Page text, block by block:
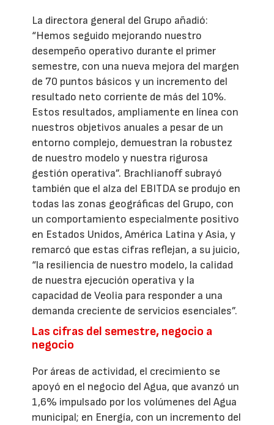
La directora general del Grupo añadió:
“Hemos seguido mejorando nuestro
desempeño operativo durante el primer
semestre, con una nueva mejora del margen
de 70 puntos básicos y un incremento del
resultado neto corriente de más del 10%.
Estos resultados, ampliamente en línea con
nuestros objetivos anuales a pesar de un
entorno complejo, demuestran la robustez
de nuestro modelo y nuestra rigurosa
gestión operativa”. Brachlianoff subrayó
también que el alza del EBITDA se produjo en
todas las zonas geográficas del Grupo, con
un comportamiento especialmente positivo
en Estados Unidos, América Latina y Asia, y
remarcó que estas cifras reflejan, a su juicio,
“la resiliencia de nuestro modelo, la calidad
de nuestra ejecución operativa y la
capacidad de Veolia para responder a una
demanda creciente de servicios esenciales”.
Las cifras del semestre, negocio a
negocio
Por áreas de actividad, el crecimiento se
apoyó en el negocio del Agua, que avanzó un
1,6% impulsado por los volúmenes del Agua
municipal; en Energía, con un incremento del